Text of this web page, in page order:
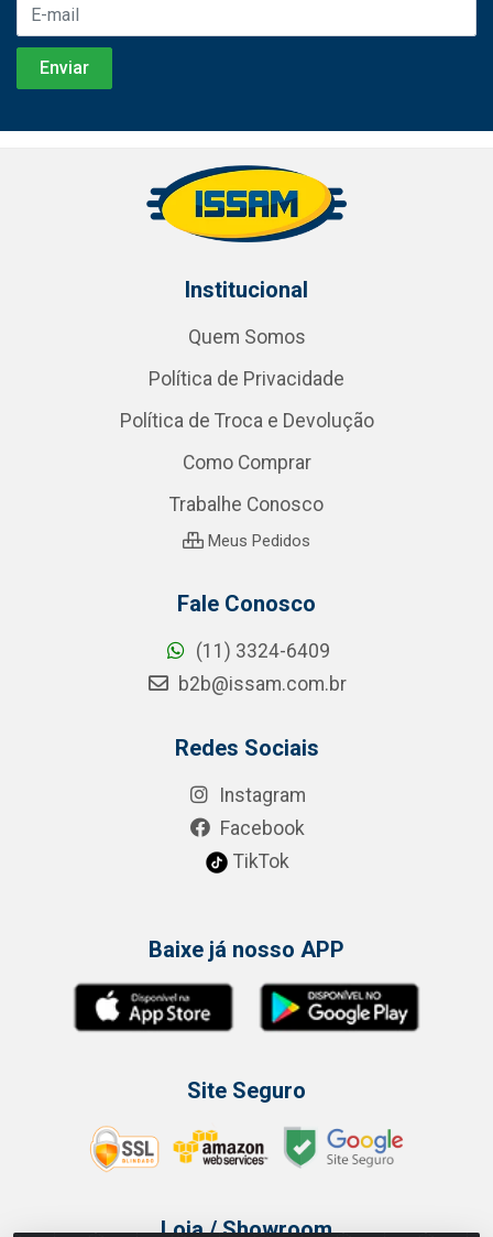
Institucional
Quem Somos
Política de Privacidade
Política de Troca e Devolução
Como Comprar
Trabalhe Conosco
Meus Pedidos
Fale Conosco
(11) 3324-6409
b2b@issam.com.br
Redes Sociais
Instagram
Facebook
TikTok
Baixe já nosso APP
Site Seguro
Loja / Showroom